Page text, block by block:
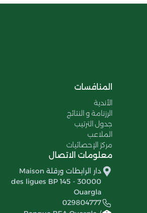
المنافسات
الأندية
الرزنامة و النتائج
جدول الترتيب
الملاعب
مركز الإحصائيات
معلومات الاتصال
دار الرابطات ورقلة Maison
des ligues BP 145 - 30000
Ouargla
029804777